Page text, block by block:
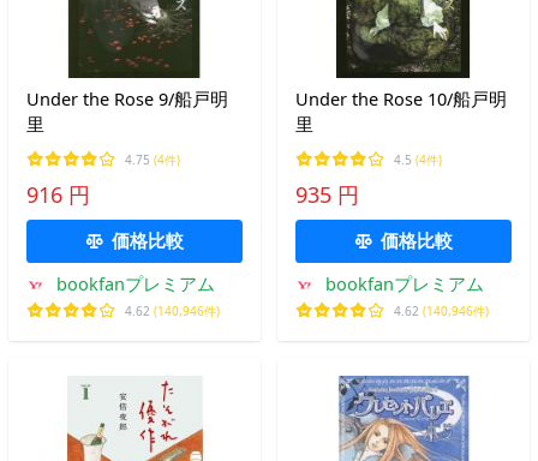
Under the Rose 9/船戸明
里
4.75 (4件)
916 円
価格比較
bookfanプレミアム
4.62 (140,946件)
Under the Rose 10/船戸明
里
4.5 (4件)
935 円
価格比較
bookfanプレミアム
4.62 (140,946件)